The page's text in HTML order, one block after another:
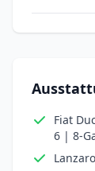
Fiat
6 | 8-